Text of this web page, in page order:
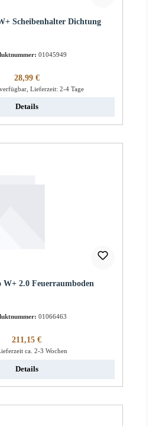
Scheibenhalter Dichtung
01045949
Regulärer Preis:
28,99 €
Lieferzeit: 2-4 Tage
Details
W+ 2.0 Feuerraumboden
01066463
Regulärer Preis:
211,15 €
ca. 2-3 Wochen
Details